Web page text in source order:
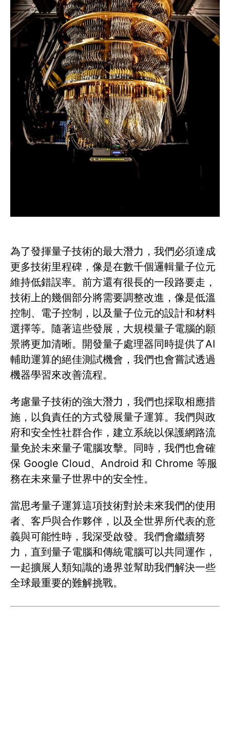
為了發揮量子技術的最大潛力，我們必須達成
更多技術里程碑，像是在數千個邏輯量子位元
維持低錯誤率。前方還有很長的一段路要走，
技術上的幾個部分將需要調整改進，像是低溫
控制、電子控制，以及量子位元的設計和材料
選擇等。隨著這些發展，大規模量子電腦的願
景將更加清晰。開發量子處理器同時提供了AI
輔助運算的絕佳測試機會，我們也會嘗試透過
機器學習來改善流程。
考慮量子技術的強大潛力，我們也採取相應措
施，以負責任的方式發展量子運算。我們與政
府和安全性社群合作，建立系統以保護網路流
量免於未來量子電腦攻擊。同時，我們也會確
保 Google Cloud、Android 和 Chrome 等服
務在未來量子世界中的安全性。
當思考量子運算這項技術對於未來我們的使用
者、客戶與合作夥伴，以及全世界所代表的意
義與可能性時，我深受啟發。我們會繼續努
力，直到量子電腦和傳統電腦可以共同運作，
一起擴展人類知識的邊界並幫助我們解決一些
全球最重要的難解挑戰。